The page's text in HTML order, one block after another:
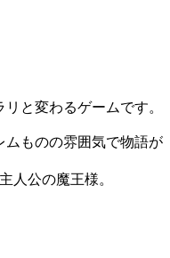
と変わるゲームです。
ムものの雰囲気で物語が
人公の魔王様。